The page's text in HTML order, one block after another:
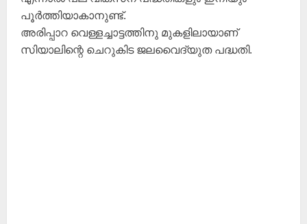
പൂർത്തിയാകാനുണ്ട്.
അരിപ്പാറ വെള്ളച്ചാട്ടത്തിനു മുകളിലായാണ്
സിയാലിന്റെ ചെറുകിട ജലവൈദ്യുത പദ്ധതി.